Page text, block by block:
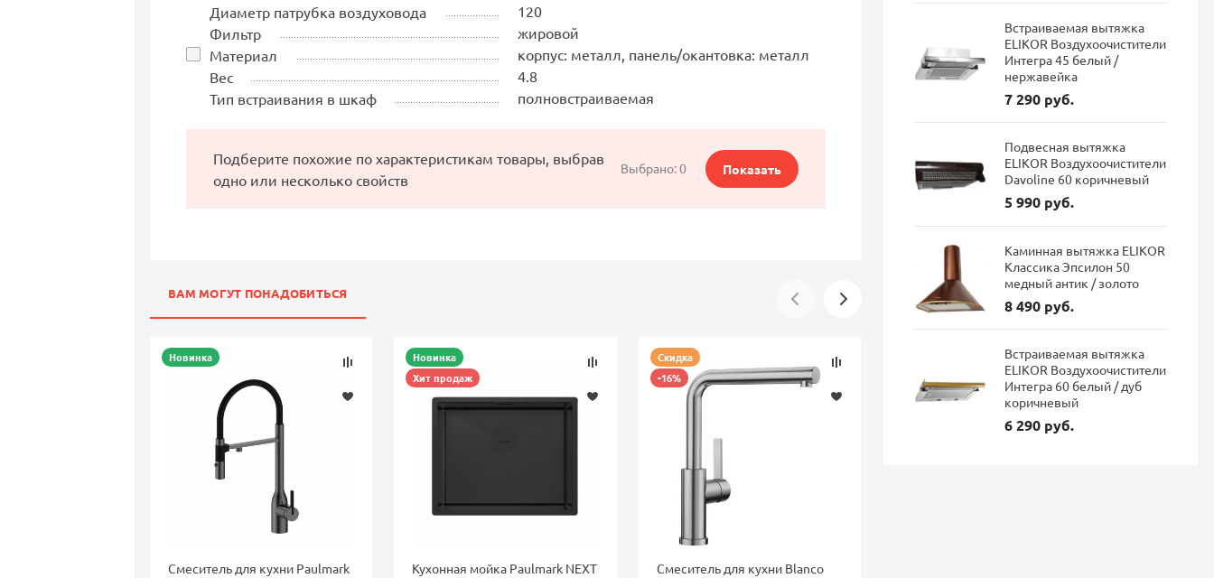
Диаметр патрубка воздуховода
120
Фильтр
жировой
Материал
корпус: металл, панель/окантовка: металл
Вес
4.8
Тип встраивания в шкаф
полновстраиваемая
Подберите похожие по характеристикам товары, выбрав
одно или несколько свойств
Выбрано:0 Показать
ВАМ МОГУТ ПОНАДОБИТЬСЯ
Новинка
Смеситель для кухни Paulmark
Новинка
Хит продаж
Кухонная мойка Paulmark NEXT
Скидка
-16%
Смеситель для кухни Blanco
-16%
Встраиваемая вытяжка
ELIKOR Воздухоочистители
Интегра 45 белый /
нержавейка
7 290 руб.
Подвесная вытяжка
ELIKOR Воздухоочистители
Davoline 60 коричневый
5 990 руб.
Каминная вытяжка ELIKOR
Классика Эпсилон 50
медный антик / золото
8 490 руб.
Встраиваемая вытяжка
ELIKOR Воздухоочистители
Интегра 60 белый / дуб
коричневый
6 290 руб.